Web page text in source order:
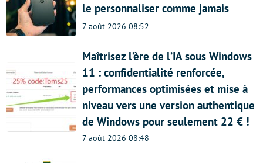
le personnaliser comme jamais
7 août 2026 08:52
Maîtrisez l’ère de l’IA sous Windows
11 : confidentialité renforcée,
performances optimisées et mise à
niveau vers une version authentique
de Windows pour seulement 22 € !
7 août 2026 08:48